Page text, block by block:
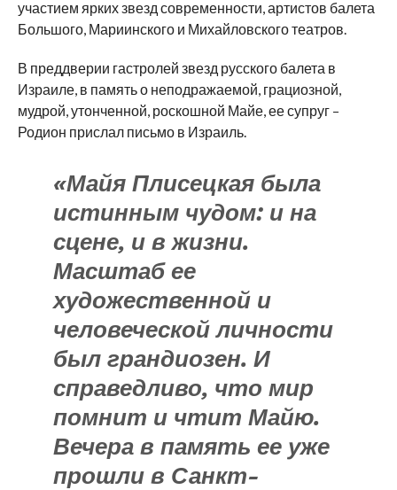
участием ярких звезд современности, артистов балета
Большого, Мариинского и Михайловского театров.
В преддверии гастролей звезд русского балета в
Израиле, в память о неподражаемой, грациозной,
мудрой, утонченной, роскошной Майе, ее супруг –
Родион прислал письмо в Израиль.
«Майя Плисецкая была
истинным чудом: и на
сцене, и в жизни.
Масштаб ее
художественной и
человеческой личности
был грандиозен. И
справедливо, что мир
помнит и чтит Майю.
Вечера в память ее уже
прошли в Санкт-